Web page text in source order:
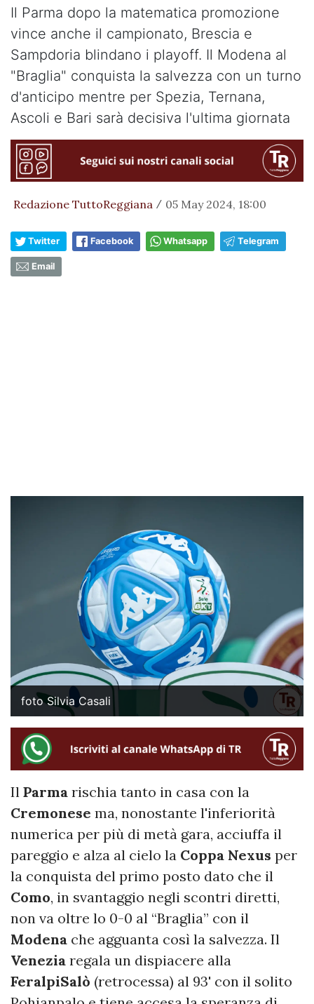
Il Parma dopo la matematica promozione
vince anche il campionato, Brescia e
Sampdoria blindano i playoff. Il Modena al
"Braglia" conquista la salvezza con un turno
d'anticipo mentre per Spezia, Ternana,
Ascoli e Bari sarà decisiva l'ultima giornata
Redazione TuttoReggiana / 05 May 2024, 18:00
Twitter Facebook Whatsapp Telegram
Email
foto Silvia Casali
Il Parma rischia tanto in casa con la
Cremonese ma, nonostante l'inferiorità
numerica per più di metà gara, acciuffa il
pareggio e alza al cielo la Coppa Nexus per
la conquista del primo posto dato che il
Como, in svantaggio negli scontri diretti,
non va oltre lo 0-0 al “Braglia” con il
Modena che agguanta così la salvezza. Il
Venezia regala un dispiacere alla
FeralpiSalò (retrocessa) al 93' con il solito